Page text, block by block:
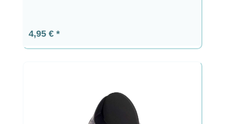
Precio normal:
4,95 €